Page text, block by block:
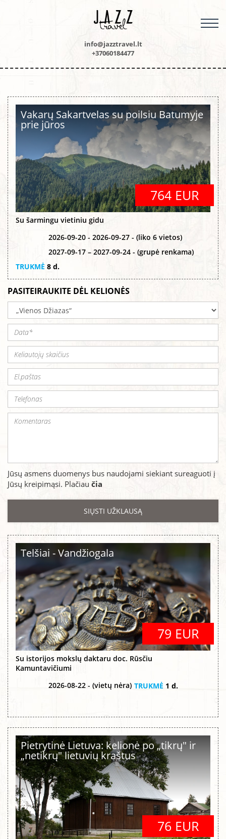
info@jazztravel.lt
+37060184477
Vakarų Sakartvelas su poilsiu Batumyje
prie jūros
764 EUR
Su šarmingu vietiniu gidu
2026-09-20 - 2026-09-27 - (liko 6 vietos)
2027-09-17 – 2027-09-24 - (grupė renkama)
TRUKMĖ 8 d.
PASITEIRAUKITE DĖL KELIONĖS
Jūsų asmens duomenys bus naudojami siekiant sureaguoti į
Jūsų kreipimąsi. Plačiau čia
Telšiai - Vandžiogala
79 EUR
Su istorijos mokslų daktaru doc. Rūsčiu
Kamuntavičiumi
2026-08-22 - (vietų nėra) TRUKMĖ 1 d.
Pietrytinė Lietuva: kelionė po „tikrų" ir
„netikrų" lietuvių kraštus
76 EUR